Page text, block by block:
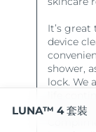
LUNA™ 4 套裝